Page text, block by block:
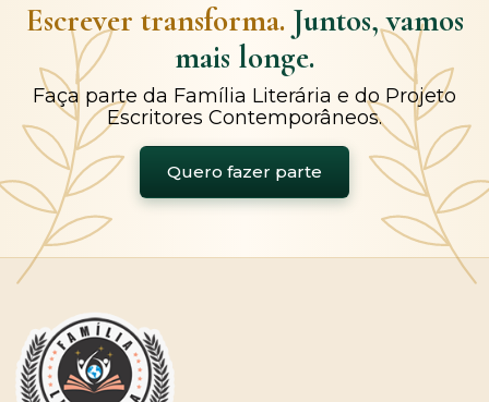
Escrever transforma. Juntos, vamos
mais longe.
Faça parte da Família Literária e do Projeto
Escritores Contemporâneos.
Quero fazer parte